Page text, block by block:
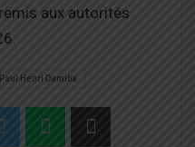
aux autorités
Paul Henri Damiba